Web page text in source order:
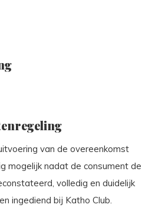
van de overeenkomst
mogelijk nadat de consument de
volledig en duidelijk
ingediend bij Katho Club.